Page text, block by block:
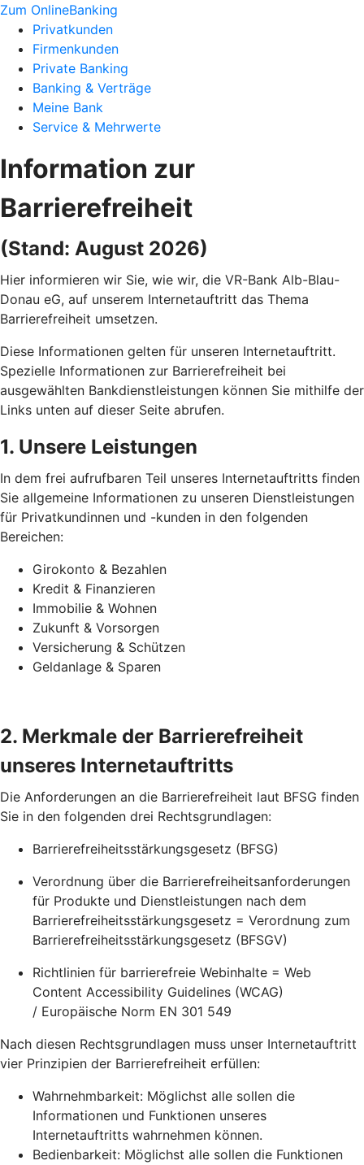
Zum OnlineBanking
Privatkunden
Firmenkunden
Private Banking
Banking & Verträge
Meine Bank
Service & Mehrwerte
Information zur
Barrierefreiheit
(Stand: August 2026)
Hier informieren wir Sie, wie wir, die VR-Bank Alb-Blau-
Donau eG, auf unserem Internetauftritt das Thema
Barrierefreiheit umsetzen.
Diese Informationen gelten für unseren Internetauftritt.
Spezielle Informationen zur Barrierefreiheit bei
ausgewählten Bankdienstleistungen können Sie mithilfe der
Links unten auf dieser Seite abrufen.
1. Unsere Leistungen
In dem frei aufrufbaren Teil unseres Internetauftritts finden
Sie allgemeine Informationen zu unseren Dienstleistungen
für Privatkundinnen und -kunden in den folgenden
Bereichen:
Girokonto & Bezahlen
Kredit & Finanzieren
Immobilie & Wohnen
Zukunft & Vorsorgen
Versicherung & Schützen
Geldanlage & Sparen
2. Merkmale der Barrierefreiheit
unseres Internetauftritts
Die Anforderungen an die Barrierefreiheit laut BFSG finden
Sie in den folgenden drei Rechtsgrundlagen:
Barrierefreiheitsstärkungsgesetz (BFSG)
Verordnung über die Barrierefreiheitsanforderungen
für Produkte und Dienstleistungen nach dem
Barrierefreiheitsstärkungsgesetz = Verordnung zum
Barrierefreiheitsstärkungsgesetz (BFSGV)
Richtlinien für barrierefreie Webinhalte = Web
Content Accessibility Guidelines (WCAG)
/ Europäische Norm EN 301 549
Nach diesen Rechtsgrundlagen muss unser Internetauftritt
vier Prinzipien der Barrierefreiheit erfüllen:
Wahrnehmbarkeit: Möglichst alle sollen die
Informationen und Funktionen unseres
Internetauftritts wahrnehmen können.
Bedienbarkeit: Möglichst alle sollen die Funktionen